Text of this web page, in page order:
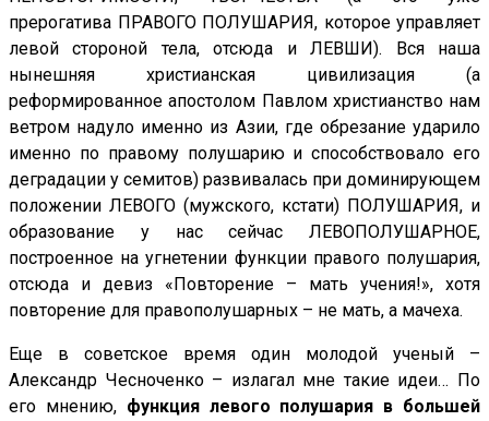
прерогатива ПРАВОГО ПОЛУШАРИЯ, которое управляет
левой стороной тела, отсюда и ЛЕВШИ). Вся наша
нынешняя христианская цивилизация (а
реформированное апостолом Павлом христианство нам
ветром надуло именно из Азии, где обрезание ударило
именно по правому полушарию и способствовало его
деградации у семитов) развивалась при доминирующем
положении ЛЕВОГО (мужского, кстати) ПОЛУШАРИЯ, и
образование у нас сейчас ЛЕВОПОЛУШАРНОЕ,
построенное на угнетении функции правого полушария,
отсюда и девиз «Повторение – мать учения!», хотя
повторение для правополушарных – не мать, а мачеха.
Еще в советское время один молодой ученый –
Александр Чесноченко – излагал мне такие идеи… По
его мнению, функция левого полушария в большей